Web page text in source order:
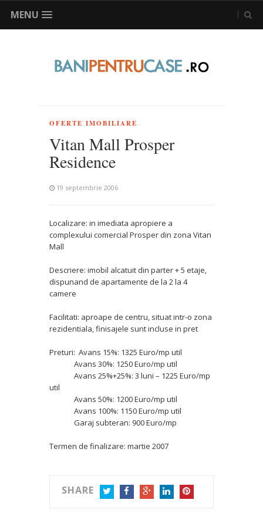
MENU
OFERTE IMOBILIARE
Vitan Mall Prosper
Residence
19 septembrie 2006
Localizare: in imediata apropiere a
complexului comercial Prosper din zona Vitan
Mall
Descriere: imobil alcatuit din parter + 5 etaje,
dispunand de apartamente de la 2 la 4
camere
Facilitati: aproape de centru, situat intr-o zona
rezidentiala, finisajele sunt incluse in pret
Preturi: Avans 15%: 1325 Euro/mp util
Avans 30%: 1250 Euro/mp util
Avans 25%+25%: 3 luni – 1225 Euro/mp
util
Avans 50%: 1200 Euro/mp util
Avans 100%: 1150 Euro/mp util
Garaj subteran: 900 Euro/mp
Termen de finalizare: martie 2007
SHARE